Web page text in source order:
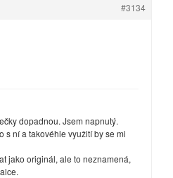
#3134
dopadnou. Jsem napnutý.
s ní a takovéhle využití by se mi
jako originál, ale to neznamená,